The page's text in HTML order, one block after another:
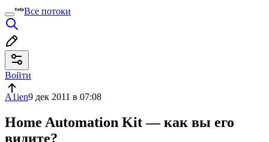
Все потоки
Войти
A1ien9 дек 2011 в 07:08
Home Automation Kit — как вы его
видите?